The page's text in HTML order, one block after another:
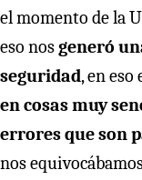
el momento de la
eso nosgeneró
seguridad, en eso
en cosas muy
errores que son
nos